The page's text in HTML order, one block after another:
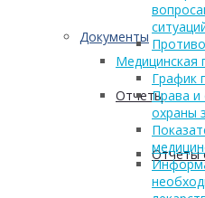
Документы
Отчеты
Отчеты
Медицинская
График
Права и
охраны